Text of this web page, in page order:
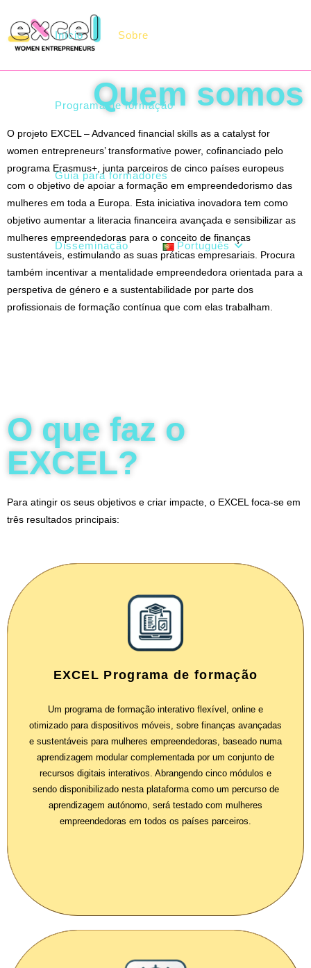
Início Sobre
Programa de formação
Guia para formadores
Disseminação Português
Quem somos
O projeto EXCEL – Advanced financial skills as a catalyst for
women entrepreneurs’ transformative power, cofinanciado pelo
programa Erasmus+, junta parceiros de cinco países europeus
com o objetivo de apoiar a formação em empreendedorismo das
mulheres em toda a Europa. Esta iniciativa inovadora tem como
objetivo aumentar a literacia financeira avançada e sensibilizar as
mulheres empreendedoras para o conceito de finanças
sustentáveis, estimulando as suas práticas empresariais. Procura
também incentivar a mentalidade empreendedora orientada para a
perspetiva de género e a sustentabilidade por parte dos
profissionais de formação contínua que com elas trabalham.
O que faz o
EXCEL?
Para atingir os seus objetivos e criar impacte, o EXCEL foca-se em
três resultados principais:
EXCEL Programa de formação
Um programa de formação interativo flexível, online e
otimizado para dispositivos móveis, sobre finanças avançadas
e sustentáveis para mulheres empreendedoras, baseado numa
aprendizagem modular complementada por um conjunto de
recursos digitais interativos. Abrangendo cinco módulos e
sendo disponibilizado nesta plataforma como um percurso de
aprendizagem autónomo, será testado com mulheres
empreendedoras em todos os países parceiros.